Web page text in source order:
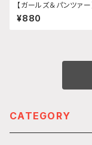
【ガールズ＆パンツァー
ー 給油口 (島田愛里寿
リアーナver.)
¥880
CATEGORY